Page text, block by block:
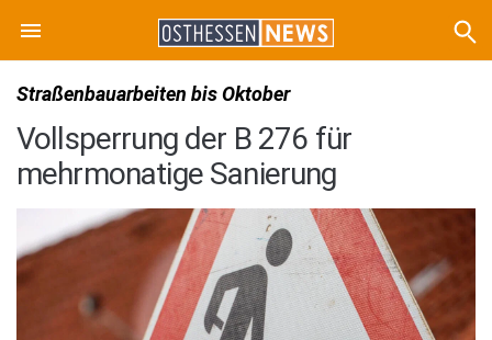
Straßenbauarbeiten bis Oktober
Vollsperrung der B 276 für
mehrmonatige Sanierung